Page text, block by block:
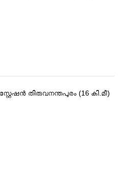
തിരുവനന്തപുരം (16 കി.മീ)